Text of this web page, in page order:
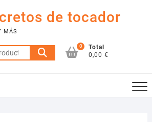
de tocador
MÁS
Buscar
por:
0
Total
0,00 €